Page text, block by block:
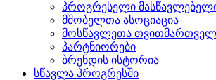
პროგრესელი
მშობელთა ასოციაცია
მოსწავლეთა
პარტნიორები
ბრენდის ისტორია
სწავლა პროგრესში